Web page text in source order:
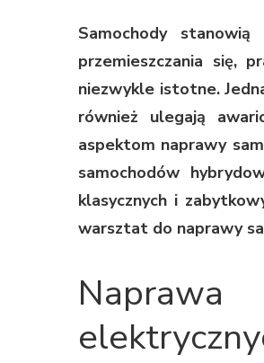
Samochody
przemieszczania się,
niezwykle istotne.
również ulegają
aspektom naprawy
samochodów
klasycznych i
warsztat do naprawy